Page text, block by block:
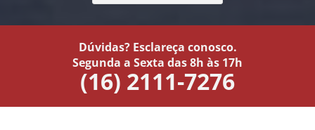
Dúvidas? Esclareça conosco.
Segunda a Sexta das 8h às 17h
(16) 2111-7276